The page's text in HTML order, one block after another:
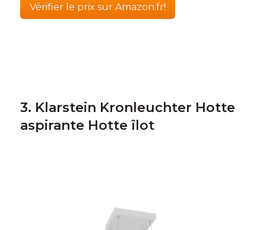
Vérifier le prix sur Amazon.fr!
3. Klarstein Kronleuchter Hotte
aspirante Hotte îlot